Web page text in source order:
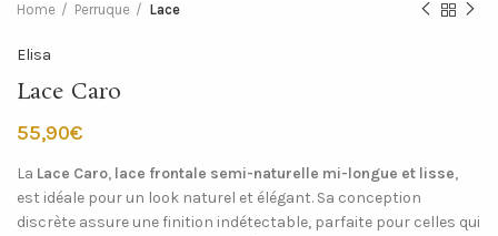
Home Perruque Lace
Elisa
Lace Caro
€
La Lace Caro, lace frontale semi-naturelle mi-longue et lisse,
est idéale pour un look naturel et élégant. Sa conception
discrète assure une finition indétectable, parfaite pour celles qui